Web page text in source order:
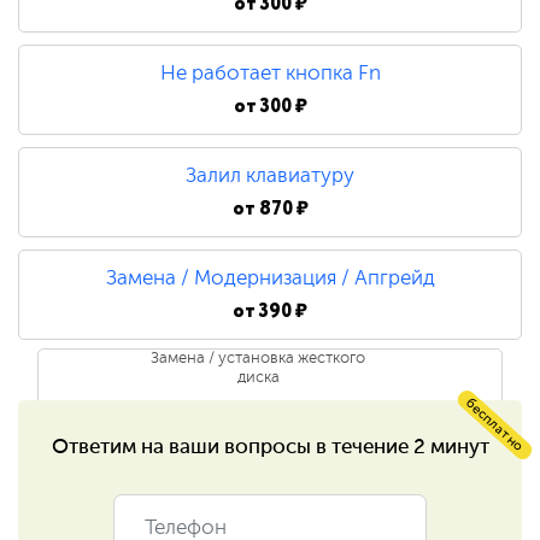
750 ₽
Ремонт лампы подсветки
1 500 ₽
Ремонт цепи питания
1 200 ₽
Не работает кнопка Fn
от300 ₽
Залил клавиатуру
от 870 ₽
Замена / Модернизация / Апгрейд
от390 ₽
Замена / установка жесткого
диска
390 ₽ бесплатно
Ответим на ваши вопросы в течение 2 минут